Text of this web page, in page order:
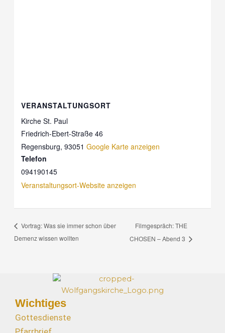
VERANSTALTUNGSORT
Kirche St. Paul
Friedrich-Ebert-Straße 46
Regensburg, 93051 Google Karte anzeigen
Telefon
094190145
Veranstaltungsort-Website anzeigen
Vortrag: Was sie immer schon über
Demenz wissen wollten
Filmgespräch: THE
CHOSEN – Abend 3
Wichtiges
Gottesdienste